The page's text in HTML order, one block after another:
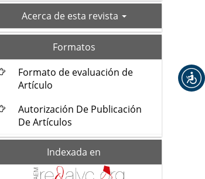
acerca-Acerca de esta revista
Formatos
Formato de evaluación de
Artículo
Autorización De Publicación
De Artículos
Indexada en